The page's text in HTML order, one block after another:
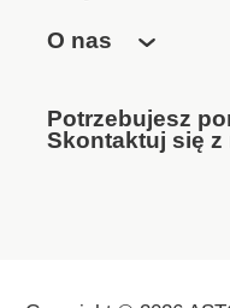
O nas
Potrzebujesz
Skontaktuj się z